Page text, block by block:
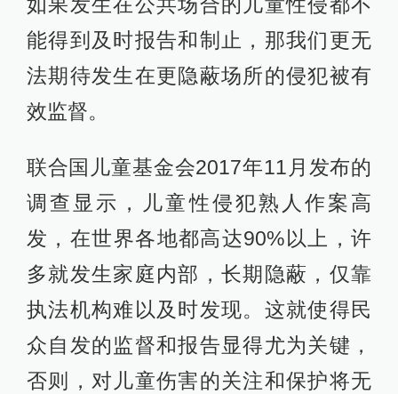
能得到及时报告和制止，那我们更无
法期待发生在更隐蔽场所的侵犯被有
效监督。
联合国儿童基金会2017年11月发布的
调查显示，儿童性侵犯熟人作案高
发，在世界各地都高达90%以上，许
多就发生家庭内部，长期隐蔽，仅靠
执法机构难以及时发现。这就使得民
众自发的监督和报告显得尤为关键，
否则，对儿童伤害的关注和保护将无